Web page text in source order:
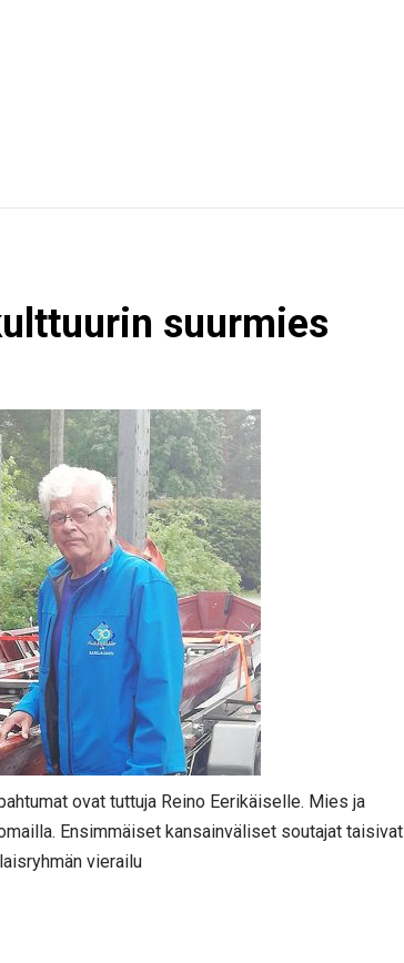
suurmies
ovat tuttuja Reino Eerikäiselle. Mies ja
Ensimmäiset kansainväliset soutajat taisivat
vierailu